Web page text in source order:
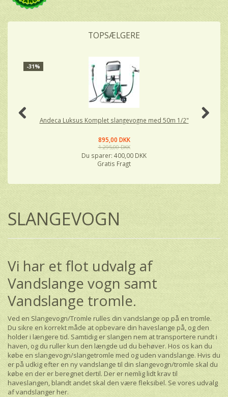
TOPSÆLGERE
-31%
Andeca Luksus Komplet slangevogne med 50m 1/2"
895,00 DKK
1.295,00 DKK
Du sparer: 400,00 DKK
Gratis Fragt
SLANGEVOGN
Vi har et flot udvalg af
Vandslange vogn samt
Vandslange tromle.
Ved en Slangevogn/Tromle rulles din vandslange op på en tromle.
Du sikre en korrekt måde at opbevare din haveslange på, og den
holder i længere tid. Samtidig er slangen nem at transportere rundt i
haven, og du ruller kun den længde ud du behøver. Hos os kan du
købe en slangevogn/slangetromle med og uden vandslange. Hvis du
er på udkig efter en ny vandslange til din slangevogn/tromle skal du
købe en der er beregnet dertil. Der er nemlig lidt krav til
haveslangen, blandt andet skal den være fleksibel. Se vores udvalg
af vandslangerher.